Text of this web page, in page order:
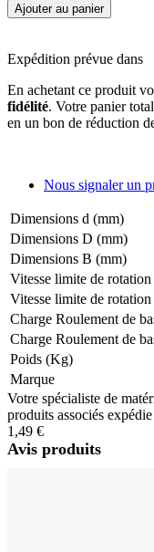
Ajouter au panier
Expédition prévue dans
En achetant ce produit
fidélité. Votre panier
en un bon de réduction
Nous signaler un
Dimensions d (mm)
Dimensions D (mm)
Dimensions B (mm)
Vitesse limite de
Vitesse limite de
Charge Roulement de
Charge Roulement de
Poids (Kg)
Marque
Votre spécialiste de
produits associés
1,49 €
Avis produits